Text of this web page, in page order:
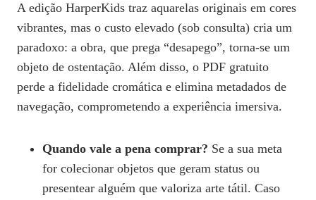
A edição HarperKids traz aquarelas originais em cores
vibrantes, mas o custo elevado (sob consulta) cria um
paradoxo: a obra, que prega “desapego”, torna‑se um
objeto de ostentação. Além disso, o PDF gratuito
perde a fidelidade cromática e elimina metadados de
navegação, comprometendo a experiência imersiva.
Quando vale a pena comprar? Se a sua meta
for colecionar objetos que geram status ou
presentear alguém que valoriza arte tátil. Caso